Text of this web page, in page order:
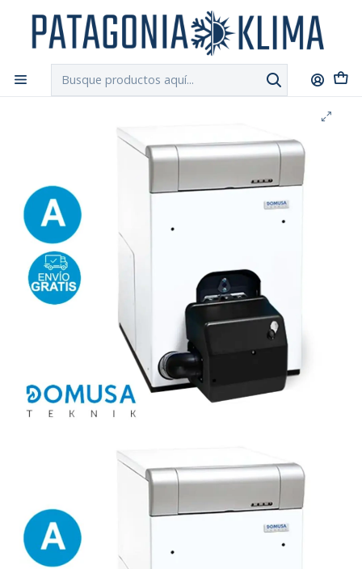
Chilexpress
Inicio Calefacción Central
Caldera a Petroleo Domusa Jaka 30 HFS Con Quemador